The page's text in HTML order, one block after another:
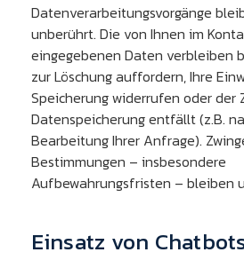
Datenverarbeitungsvorgänge
unberührt. Die von Ihnen im
eingegebenen Daten verbleiben
zur Löschung auffordern, Ihre
Speicherung widerrufen oder der
Datenspeicherung entfällt (z.B.
Bearbeitung Ihrer Anfrage).
Bestimmungen – insbesondere
Aufbewahrungsfristen – bleiben
Einsatz von